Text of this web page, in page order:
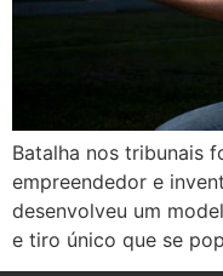
Batalha nos tribunais
empreendedor e
desenvolveu um
e tiro único que se